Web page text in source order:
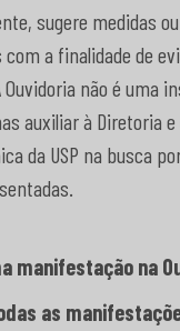
sugere medidas
a finalidade de
Ouvidoria não é uma
auxiliar à Diretoria
da USP na busca
manifestação na
as